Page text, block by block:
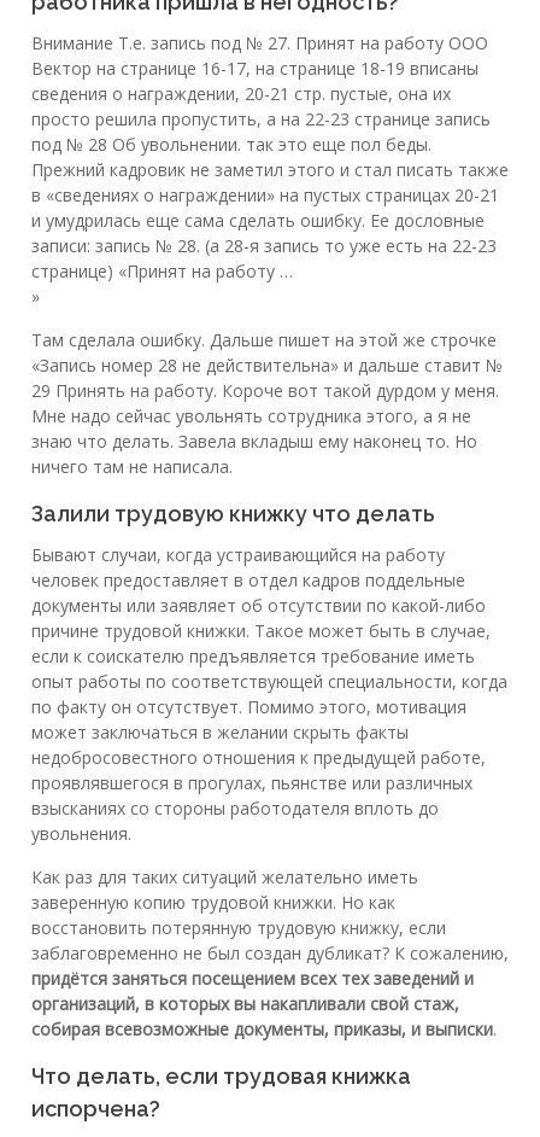
Внимание Т.е. запись под № 27. Принят на работу ООО
Вектор на странице 16-17, на странице 18-19 вписаны
сведения о награждении, 20-21 стр. пустые, она их
просто решила пропустить, а на 22-23 странице запись
под № 28 Об увольнении. так это еще пол беды.
Прежний кадровик не заметил этого и стал писать также
в «сведениях о награждении» на пустых страницах 20-21
и умудрилась еще сама сделать ошибку. Ее дословные
записи: запись № 28. (а 28-я запись то уже есть на 22-23
странице) «Принят на работу …
»
Там сделала ошибку. Дальше пишет на этой же строчке
«Запись номер 28 не действительна» и дальше ставит №
29 Принять на работу. Короче вот такой дурдом у меня.
Мне надо сейчас увольнять сотрудника этого, а я не
знаю что делать. Завела вкладыш ему наконец то. Но
ничего там не написала.
Залили трудовую книжку что делать
Бывают случаи, когда устраивающийся на работу
человек предоставляет в отдел кадров поддельные
документы или заявляет об отсутствии по какой-либо
причине трудовой книжки. Такое может быть в случае,
если к соискателю предъявляется требование иметь
опыт работы по соответствующей специальности, когда
по факту он отсутствует. Помимо этого, мотивация
может заключаться в желании скрыть факты
недобросовестного отношения к предыдущей работе,
проявлявшегося в прогулах, пьянстве или различных
взысканиях со стороны работодателя вплоть до
увольнения.
Как раз для таких ситуаций желательно иметь
заверенную копию трудовой книжки. Но как
восстановить потерянную трудовую книжку, если
заблаговременно не был создан дубликат? К сожалению,
придётся заняться посещением всех тех заведений и
организаций, в которых вы накапливали свой стаж,
собирая всевозможные документы, приказы, и выписки.
Что делать, если трудовая книжка
испорчена?